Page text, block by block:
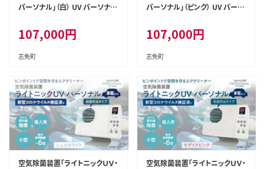
パーソナル」（白） UV パーソナル
ルス 対策 脱臭 PM2.5 花粉 日
本製 オフィス デスク ハウスダス
ト 福岡 志免
107,000円
志免町
パーソナル」（ピンク） UV パーソ
ウイルス 対策 脱臭 PM2.5 花粉
日本製 オフィス デスク ハウスダ
スト 福岡 志免
107,000円
志免町
空気除菌装置「ライトニックＵＶ・
空気除菌装置「ライトニックＵＶ・